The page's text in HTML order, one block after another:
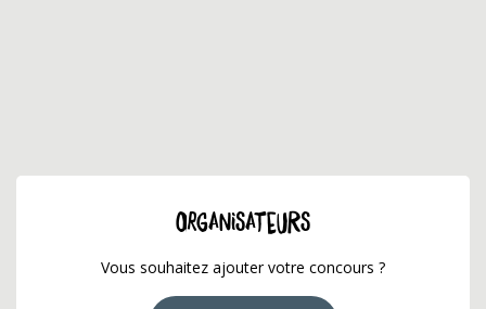
ORGANISATEURS
Vous souhaitez ajouter votre concours ?